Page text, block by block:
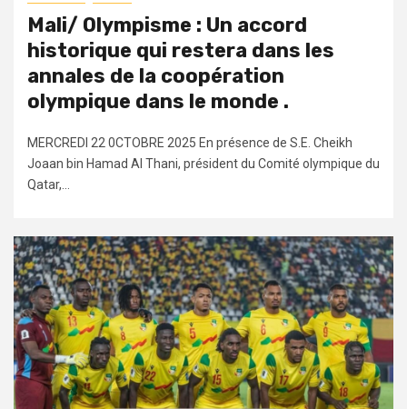
Mali/ Olympisme : Un accord
historique qui restera dans les
annales de la coopération
olympique dans le monde .
MERCREDI 22 0CTOBRE 2025 En présence de S.E. Cheikh
Joaan bin Hamad Al Thani, président du Comité olympique du
Qatar,...